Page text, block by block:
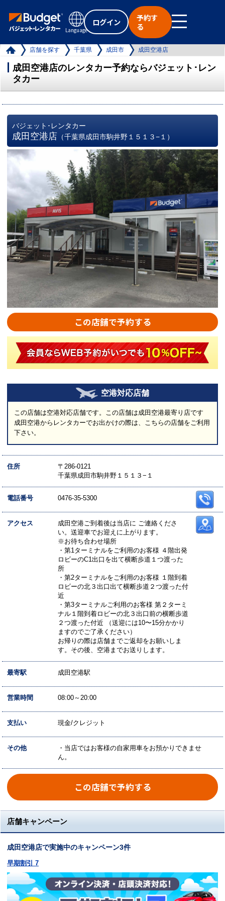
Language
ログイン
予約す
る
店舗を探す 千葉県 成田市 成田空港店
成田空港店のレンタカー予約ならバジェット･レン
タカー
バジェット･レンタカー
成田空港店 （千葉県成田市駒井野１５１３−１）
この店舗で予約する
空港対応店舗
この店舗は空港対応店舗です。この店舗は成田空港最寄り店です
成田空港からレンタカーでお出かけの際は、こちらの店舗をご利用
下さい。
住所
〒286-0121
千葉県成田市駒井野１５１３−１
電話番号 0476-35-5300
アクセス
成田空港ご到着後は当店に ご連絡くださ
い。送迎車でお迎えに上がります。
※お待ち合わせ場所
・第1ターミナルをご利用のお客様 ４階出発
ロビーのC1出口を出て横断歩道１つ渡った
所
・第2ターミナルをご利用のお客様 １階到着
ロビーの北３出口出て横断歩道２つ渡った付
近
・第3ターミナルご利用のお客様 第２ターミ
ナル１階到着ロビーの北３出口前の横断歩道
２つ渡った付近 （送迎には10〜15分かかり
ますのでご了承ください）
お帰りの際は店舗までご返却をお願いしま
す。その後、空港までお送りします。
最寄駅 成田空港駅
営業時間 08:00～20:00
支払い 現金/クレジット
その他
・当店ではお客様の自家用車をお預かりできませ
ん。
この店舗で予約する
店舗キャンペーン
成田空港店で実施中のキャンペーン3件
早期割引 7